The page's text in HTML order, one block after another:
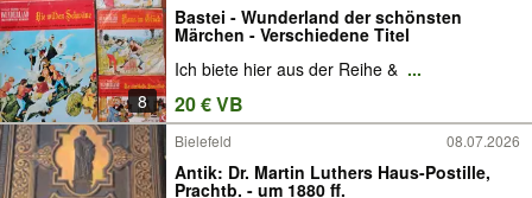
8
Bastei - Wunderland der schönsten
Märchen - Verschiedene Titel
Ich biete hier aus der Reihe & ...
20 € VB
Bielefeld 08.07.2026
Antik: Dr. Martin Luthers Haus-Postille,
Prachtb. - um 1880 ff.